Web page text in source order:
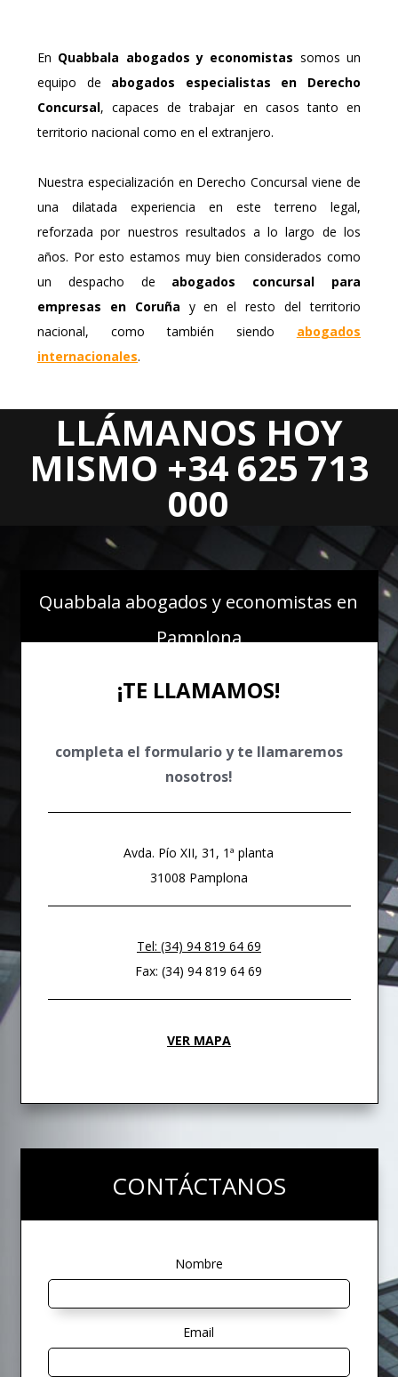
En Quabbala abogados y economistas somos un
equipo de abogados especialistas en Derecho
Concursal, capaces de trabajar en casos tanto en
territorio nacional como en el extranjero.
Nuestra especialización en Derecho Concursal viene de
una dilatada experiencia en este terreno legal,
reforzada por nuestros resultados a lo largo de los
años. Por esto estamos muy bien considerados como
un despacho de abogados concursal para
empresas en Coruña y en el resto del territorio
nacional, como también siendo abogados
internacionales.
Areas Jurídicas
DERECHO CIVIL
DERECHO CONCURSAL
DERECHO ADMINISTRATIVO
DERECHO FINANCIERO Y TRIBUTARIO
DERECHO COMUNITARIO EUROPEO E INTERNACIONAL
LLÁMANOS HOY
MISMO +34 625 713
000
Quabbala abogados y economistas en
Pamplona
¡TE LLAMAMOS!
completa el formulario y te llamaremos
nosotros!
Avda. Pío XII, 31, 1ª planta
31008 Pamplona
Tel: (34) 94 819 64 69
Fax: (34) 94 819 64 69
VER MAPA
CONTÁCTANOS
Nombre
Email